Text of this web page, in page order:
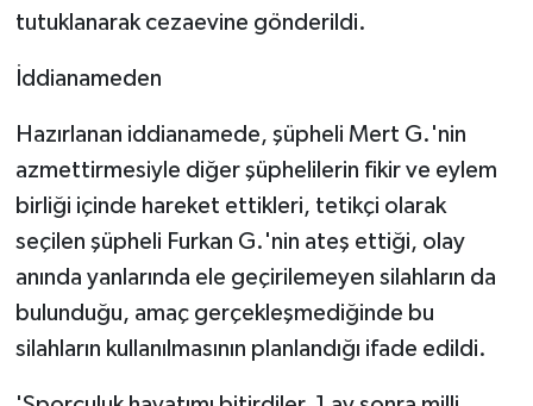
tutuklanarak cezaevine gönderildi.
İddianameden
Hazırlanan iddianamede, şüpheli Mert G.'nin
azmettirmesiyle diğer şüphelilerin fikir ve eylem
birliği içinde hareket ettikleri, tetikçi olarak
seçilen şüpheli Furkan G.'nin ateş ettiği, olay
anında yanlarında ele geçirilemeyen silahların da
bulunduğu, amaç gerçekleşmediğinde bu
silahların kullanılmasının planlandığı ifade edildi.